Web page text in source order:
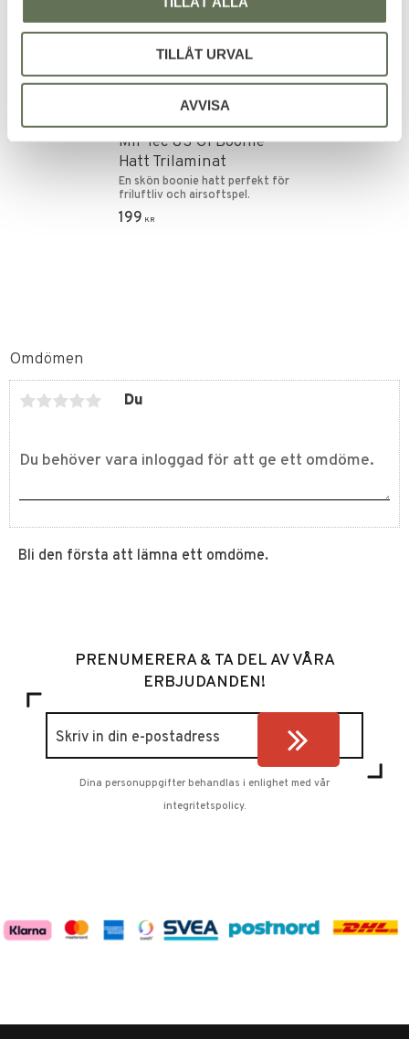
TILLÅT URVAL
AVVISA
Omdömen
Du
Bli den första att lämna ett omdöme.
Lägg till i favoriter
Mil-Tec US GI Boonie
Hatt Trilaminat
En skön boonie hatt perfekt för
friluftliv och airsoftspel.
199 KR
PRENUMERERA & TA DEL AV VÅRA
ERBJUDANDEN!
Dina personuppgifter behandlas i enlighet med vår
integritetspolicy.